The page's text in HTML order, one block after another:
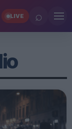
LIVE ⌕